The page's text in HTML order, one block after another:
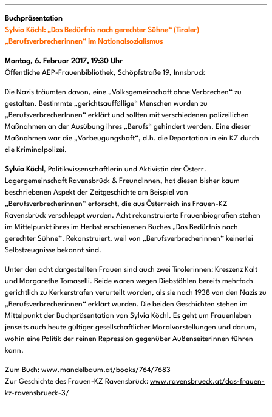
Buchpräsentation
Sylvia Köchl: „Das Bedürfnis nach gerechter Sühne“ (Tiroler)
„Berufsverbrecherinnen“ im Nationalsozialismus
Montag, 6. Februar 2017, 19:30 Uhr
Öffentliche AEP-Frauenbibliothek, Schöpfstraße 19, Innsbruck
Die Nazis träumten davon, eine „Volksgemeinschaft ohne Verbrechen“ zu
gestalten. Bestimmte „gerichtsauffällige“ Menschen wurden zu
„BerufsverbrecherInnen“ erklärt und sollten mit verschiedenen polizeilichen
Maßnahmen an der Ausübung ihres „Berufs“ gehindert werden. Eine dieser
Maßnahmen war die „Vorbeugungshaft“, d.h. die Deportation in ein KZ durch
die Kriminalpolizei.
Sylvia Köchl , Politikwissenschaftlerin und Aktivistin der Österr.
Lagergemeinschaft Ravensbrück & FreundInnen, hat diesen bisher kaum
beschriebenen Aspekt der Zeitgeschichte am Beispiel von
„Berufsverbrecherinnen“ erforscht, die aus Österreich ins Frauen-KZ
Ravensbrück verschleppt wurden. Acht rekonstruierte Frauenbiografien stehen
im Mittelpunkt ihres im Herbst erschienenen Buches „Das Bedürfnis nach
gerechter Sühne“. Rekonstruiert, weil von „Berufsverbrecherinnen“ keinerlei
Selbstzeugnisse bekannt sind.
Unter den acht dargestellten Frauen sind auch zwei Tirolerinnen: Kreszenz Kalt
und Margarethe Tomaselli. Beide waren wegen Diebstählen bereits mehrfach
gerichtlich zu Kerkerstrafen verurteilt worden, als sie nach 1938 von den Nazis zu
„Berufsverbrecherinnen“ erklärt wurden. Die beiden Geschichten stehen im
Mittelpunkt der Buchpräsentation von Sylvia Köchl. Es geht um Frauenleben
jenseits auch heute gültiger gesellschaftlicher Moralvorstellungen und darum,
wohin eine Politik der reinen Repression gegenüber Außenseiterinnen führen
kann.
Zum Buch: www.mandelbaum.at/books/764/7683
Zur Geschichte des Frauen-KZ Ravensbrück: www.ravensbrueck.at/das-frauen-
kz-ravensbrueck-3/